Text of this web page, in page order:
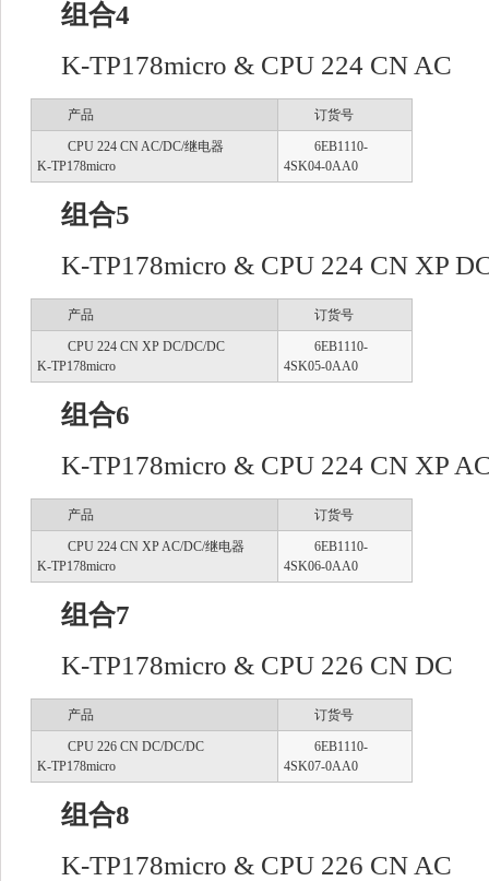
组合4
K-TP178micro & CPU 224 CN AC
产品 订货号
CPU 224 CN AC/DC/继电器
K-TP178micro
6EB1110-
4SK04-0AA0
组合5
K-TP178micro & CPU 224 CN XP
产品 订货号
CPU 224 CN XP DC/DC/DC
K-TP178micro
6EB1110-
4SK05-0AA0
组合6
K-TP178micro & CPU 224 CN XP
产品 订货号
CPU 224 CN XP AC/DC/继电器
K-TP178micro
6EB1110-
4SK06-0AA0
组合7
K-TP178micro & CPU 226 CN DC
产品 订货号
CPU 226 CN DC/DC/DC
K-TP178micro
6EB1110-
4SK07-0AA0
组合8
K-TP178micro & CPU 226 CN AC